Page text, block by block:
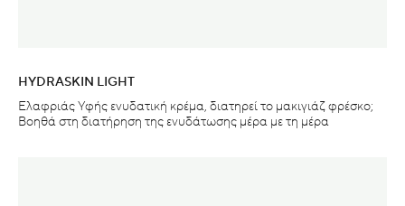
HYDRASKIN LIGHT
Ελαφριάς Υφής ενυδατική κρέμα, διατηρεί το μακιγιάζ φρέσκο;
Βοηθά στη διατήρηση της ενυδάτωσης μέρα με τη μέρα